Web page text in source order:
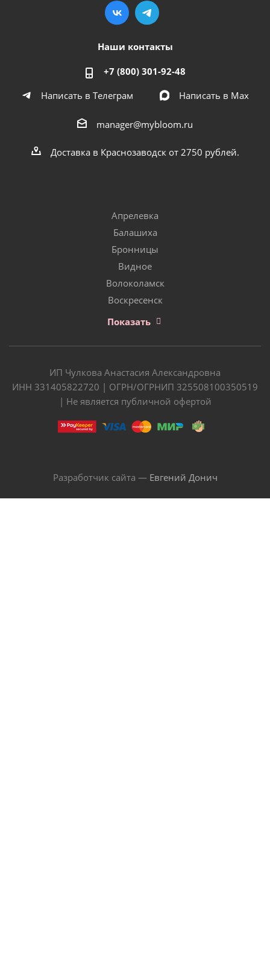
Наши контакты
+7 (800) 301-92-48
Написать в Телеграм
Написать в Мах
manager@mybloom.ru
Доставка в Краснозаводск от 2750 рублей.
Апрелевка
Балашиха
Бронницы
Видное
Волоколамск
Воскресенск
Показать
ИП Чулкова Анастасия Александровна
ИНН 331405822720 | ОГРН/ОГРНИП 325508100350519
| Не является публичной офертой
Разработчик сайта — Евгений Донич